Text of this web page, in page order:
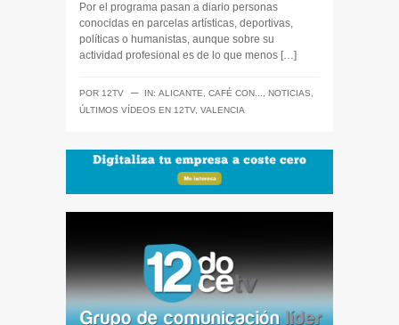
Por el programa pasan a diario personas
conocidas en parcelas artísticas, deportivas,
políticas o humanistas, aunque sobre su
actividad profesional es de lo que menos […]
POR 12TV ─ IN: ALICANTE, CAFÉ CON..., NOTICIAS,
ÚLTIMOS VÍDEOS EN 12TV, VALENCIA